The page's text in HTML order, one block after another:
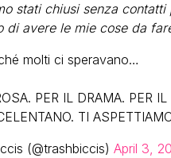
stati chiusi senza
di avere le mie cose da
molti ci speravano…
PER IL DRAMA. PER
TI
(@trashbiccis) April 3,